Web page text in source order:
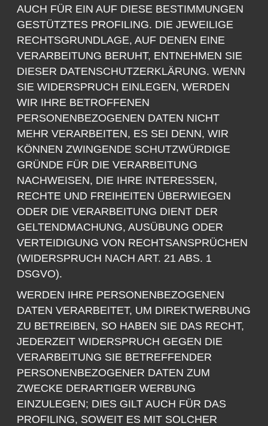
AUCH FÜR EIN AUF DIESE BESTIMMUNGEN
GESTÜTZTES PROFILING. DIE JEWEILIGE
RECHTSGRUNDLAGE, AUF DENEN EINE
VERARBEITUNG BERUHT, ENTNEHMEN SIE
DIESER DATENSCHUTZERKLÄRUNG. WENN
SIE WIDERSPRUCH EINLEGEN, WERDEN
WIR IHRE BETROFFENEN
PERSONENBEZOGENEN DATEN NICHT
MEHR VERARBEITEN, ES SEI DENN, WIR
KÖNNEN ZWINGENDE SCHUTZWÜRDIGE
GRÜNDE FÜR DIE VERARBEITUNG
NACHWEISEN, DIE IHRE INTERESSEN,
RECHTE UND FREIHEITEN ÜBERWIEGEN
ODER DIE VERARBEITUNG DIENT DER
GELTENDMACHUNG, AUSÜBUNG ODER
VERTEIDIGUNG VON RECHTSANSPRÜCHEN
(WIDERSPRUCH NACH ART. 21 ABS. 1
DSGVO).
WERDEN IHRE PERSONENBEZOGENEN
DATEN VERARBEITET, UM DIREKTWERBUNG
ZU BETREIBEN, SO HABEN SIE DAS RECHT,
JEDERZEIT WIDERSPRUCH GEGEN DIE
VERARBEITUNG SIE BETREFFENDER
PERSONENBEZOGENER DATEN ZUM
ZWECKE DERARTIGER WERBUNG
EINZULEGEN; DIES GILT AUCH FÜR DAS
PROFILING, SOWEIT ES MIT SOLCHER